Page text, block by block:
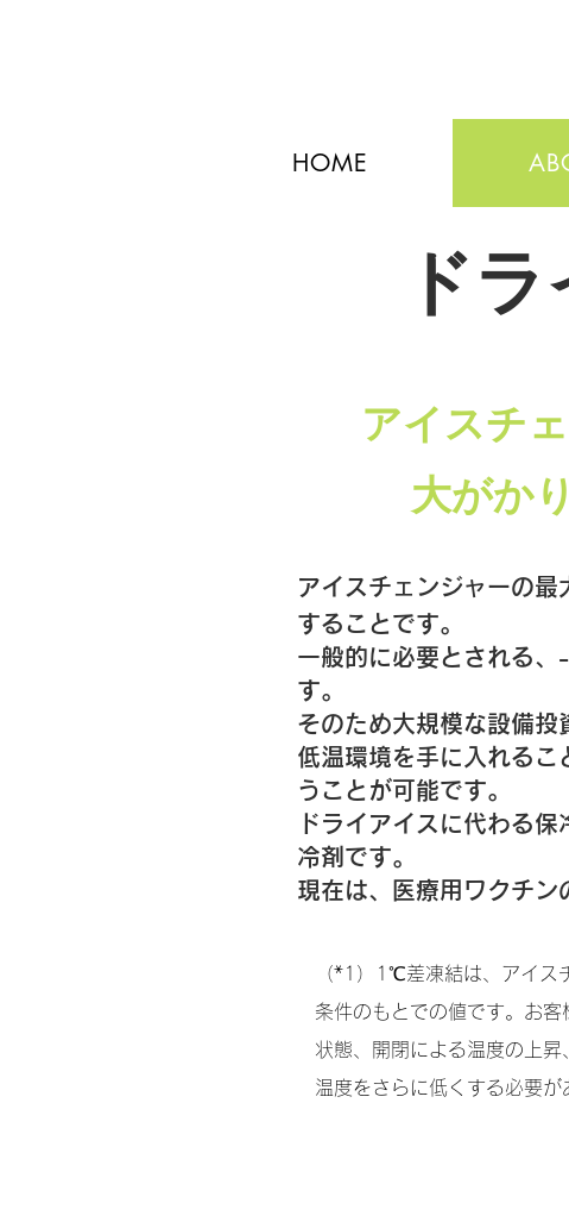
ド
アイスチ
大がか
アイスチェンジャーの
することです。
一般的に必要とされる
す。
そのため大規模な設備投
低温環境を手に入れるこ
うこと が可能です。
ドライアイスに代わる
冷剤です。
現在は、医療用ワクチン
（*1）1℃差凍結は、アイ
条件のもとでの値です。お
状態、開閉による温度の上
温度をさらに低くする必要が
HOME